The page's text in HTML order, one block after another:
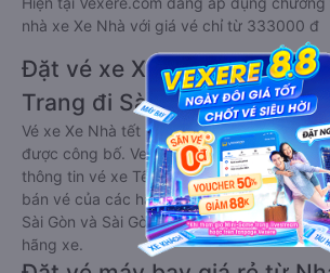
nhà xe Xe Nhà với giá vé chỉ từ 333000 đ
Đặt vé xe Xe Nhà Tết 2027
Trang đi Sài Gòn
Vé xe Xe Nhà tết 2027 từ Nha Trang đi Sài
được công bố. Vexere.com sẽ sớm thông
thông tin vé xe Tết 2027 bao gồm giá vé,
bán vé của các hãng xe khách đi tuyến
Sài Gòn và Sài Gòn - Nha Trang ngay khi
hãng xe.